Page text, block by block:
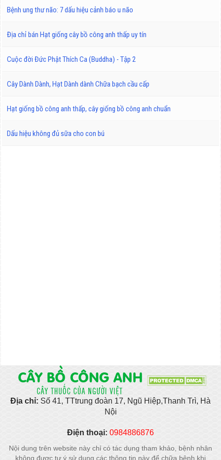
Bệnh ung thư não: 7 dấu hiệu cảnh báo u não
Địa chỉ bán Hạt giống cây bồ công anh thấp uy tín
Cuộc đời Đức Phật Thích Ca (Buddha) - Tập 2
Cây Dành Dành, Hạt Dành dành Chữa bạch cầu cấp
Hạt giống bồ công anh thấp, cây giống bồ công anh chuẩn
Dấu hiệu không đủ sữa cho con bú
Địa chỉ: Số 41, TTtrung đoàn 17, Ngũ Hiệp,Thanh Trì, Hà
Nội
Điện thoại: 0984886876
Nội dung trên website này chỉ có tác dụng tham khảo, bệnh nhân
không được tự ý sử dụng các thông tin này để chữa bệnh khi